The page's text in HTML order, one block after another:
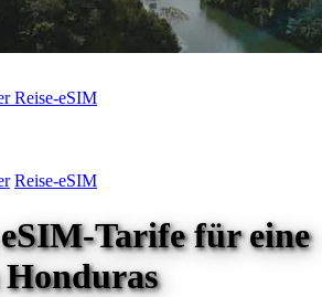
Reise-eSIM
Reise-eSIM
Tarife für eine
Honduras